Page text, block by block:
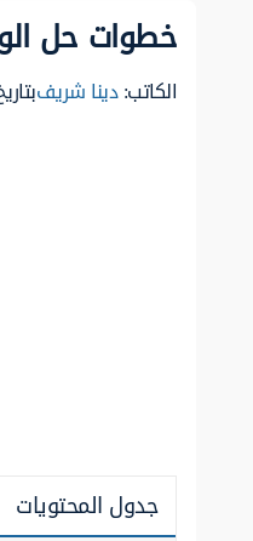
خطوات حل
الكاتب:دينا شريفبتاريخ: 15
جدول المحتويات